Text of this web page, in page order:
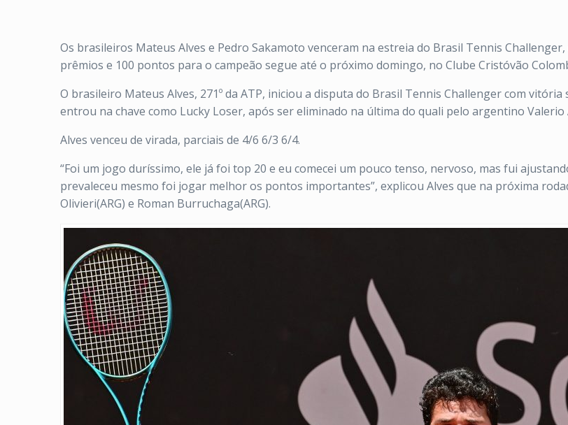
Os brasileiros Mateus Alves e Pedro Sakamoto venceram na estreia do Brasil Tennis Challenger,
prêmios e 100 pontos para o campeão segue até o próximo domingo, no Clube Cristóvão
O brasileiro Mateus Alves, 271º da ATP, iniciou a disputa do Brasil Tennis Challenger com
entrou na chave como Lucky Loser, após ser eliminado na última do quali pelo argentino Valerio
Alves venceu de virada, parciais de 4/6 6/3 6/4.
“Foi um jogo duríssimo, ele já foi top 20 e eu comecei um pouco tenso, nervoso, mas fui
prevaleceu mesmo foi jogar melhor os pontos importantes”, explicou Alves que na próxima
Olivieri(ARG) e Roman Burruchaga(ARG).